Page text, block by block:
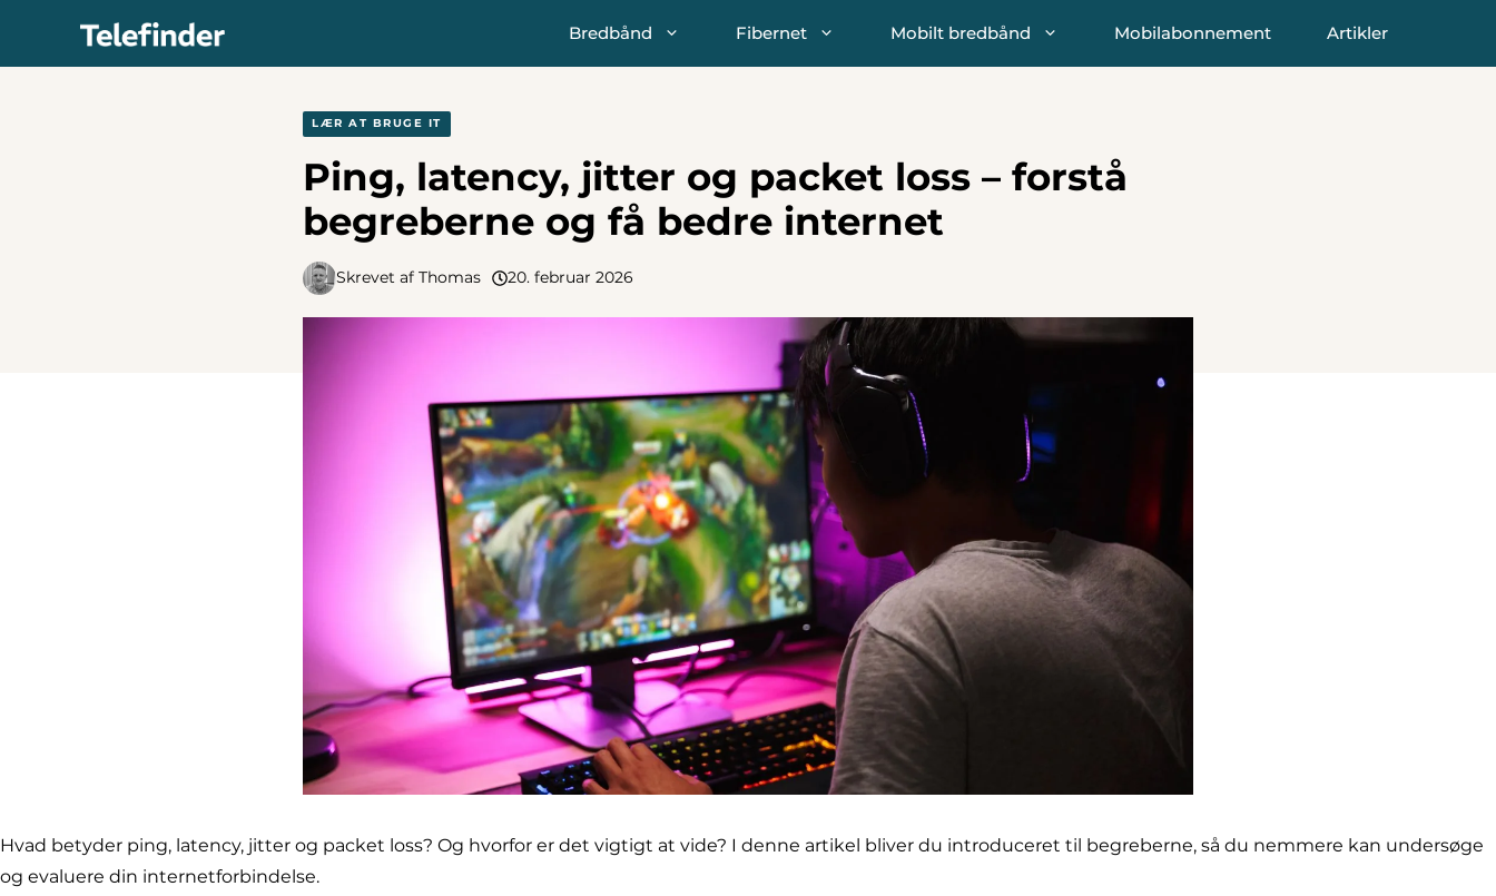
Bredbånd Fibernet Mobilt bredbånd Mobilabonnement Artikler
LÆR AT BRUGE IT
Ping, latency, jitter og packet loss – forstå
begreberne og få bedre internet
Skrevet af Thomas 20. februar 2026
Hvad betyder ping, latency, jitter og packet loss? Og hvorfor er det vigtigt at vide? I denne artikel bliver du introduceret til begreberne, så du nemmere kan undersøge
og evaluere din internetforbindelse.